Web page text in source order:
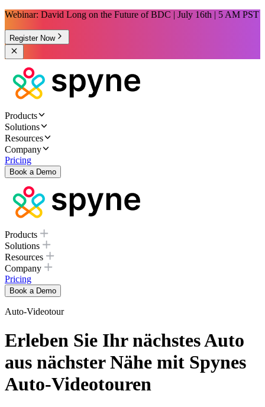
Webinar: David Long on the Future of BDC | July 16th | 5 AM PST
Register Now
Products
Solutions
Resources
Company
Pricing
Book a Demo
Products
Solutions
Resources
Company
Pricing
Book a Demo
Auto-Videotour
Erleben Sie Ihr nächstes Auto
aus nächster Nähe mit Spynes
Auto-Videotouren